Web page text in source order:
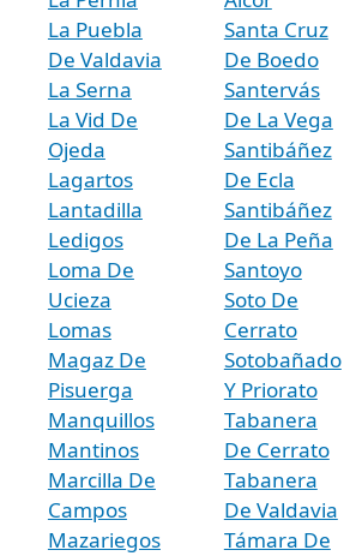
La Puebla
De Valdavia
La Serna
La Vid De
Ojeda
Lagartos
Lantadilla
Ledigos
Loma De
Ucieza
Lomas
Magaz De
Pisuerga
Manquillos
Mantinos
Marcilla De
Campos
Mazariegos
Santa Cruz
De Boedo
Santervás
De La Vega
Santibáñez
De Ecla
Santibáñez
De La Peña
Santoyo
Soto De
Cerrato
Sotobañado
Y Priorato
Tabanera
De Cerrato
Tabanera
De Valdavia
Támara De